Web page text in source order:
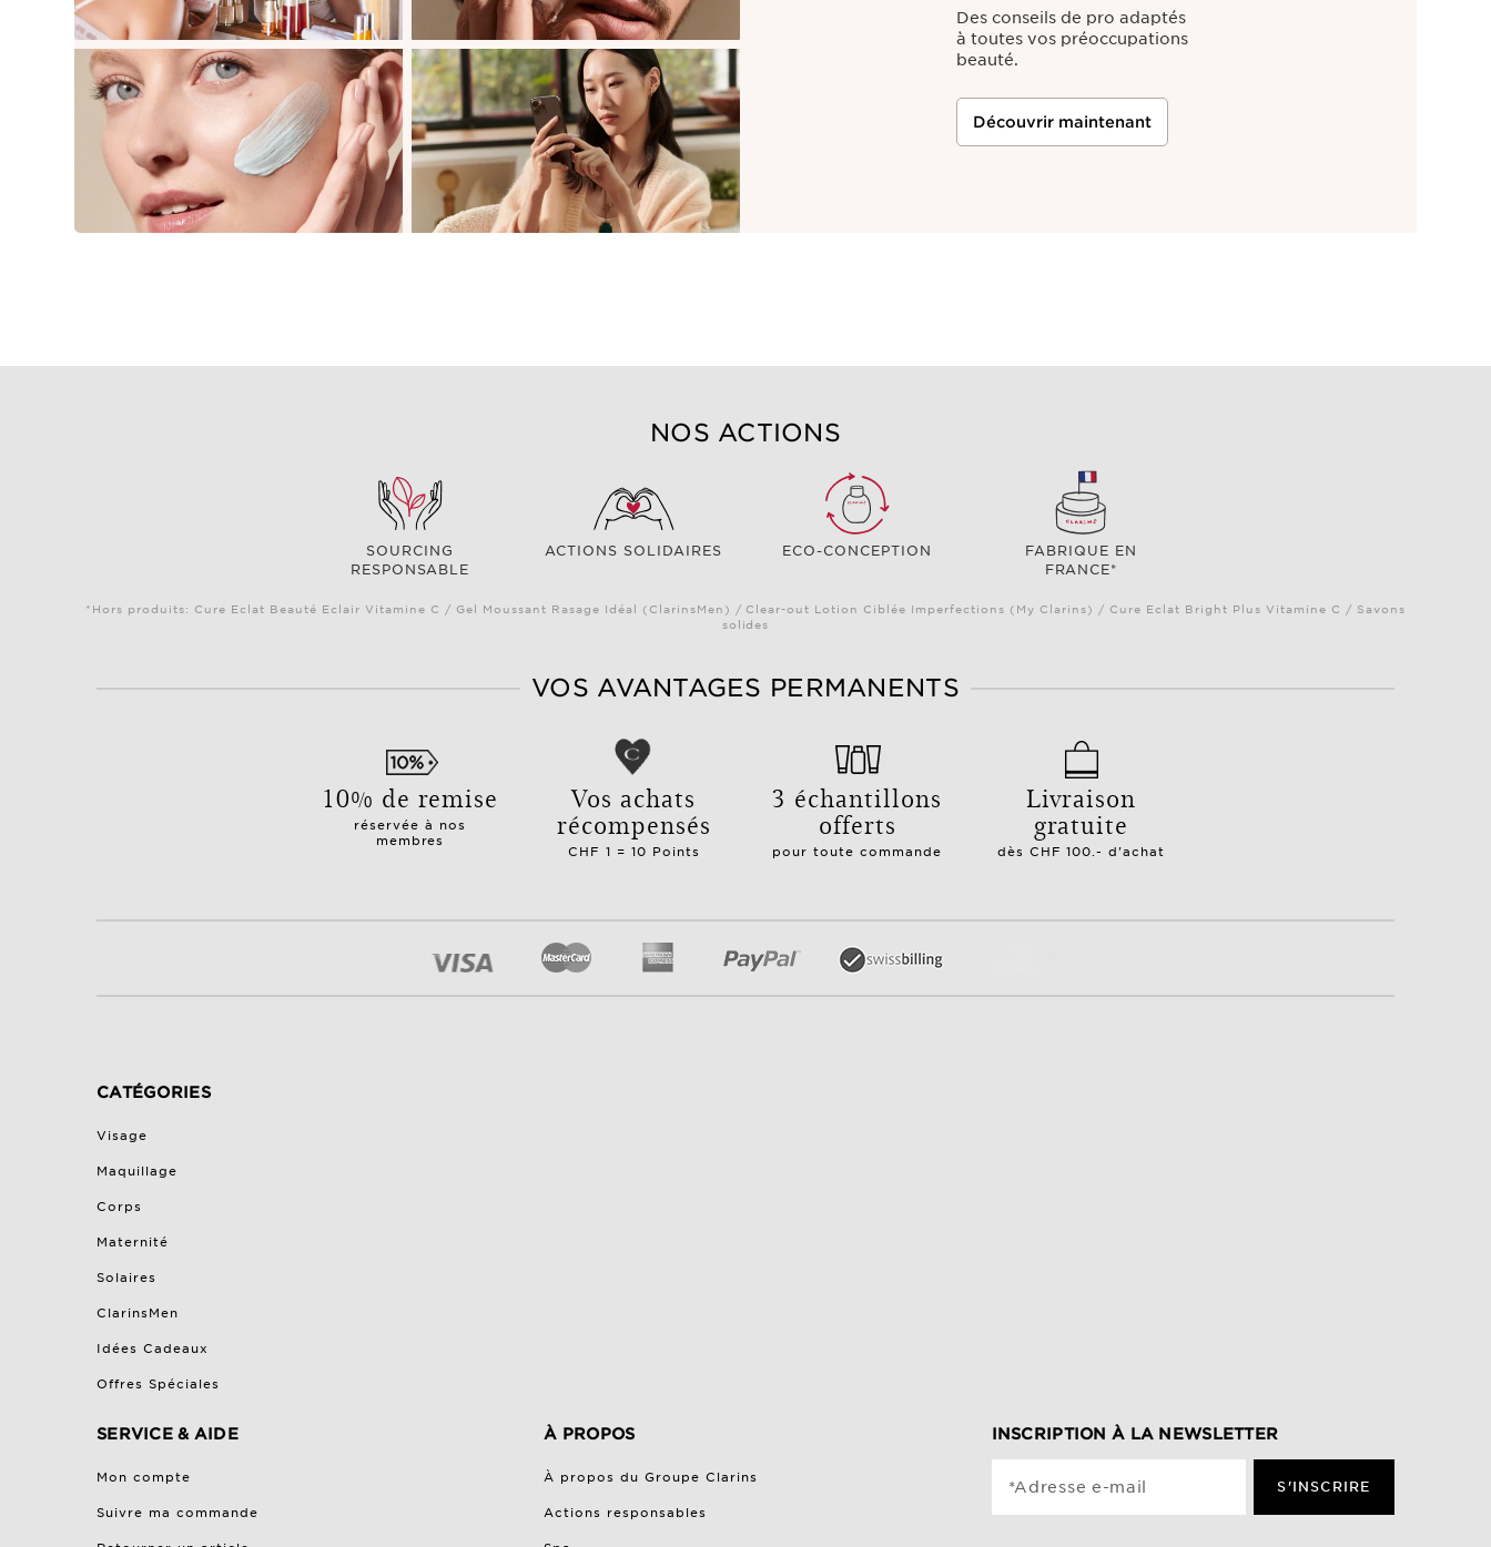
Des conseils de pro adaptés
à toutes vos préoccupations
beauté.
Découvrir maintenant
NOS ACTIONS
SOURCING
RESPONSABLE
ACTIONS SOLIDAIRES ECO-CONCEPTION
FABRIQUE EN
FRANCE*
*Hors produits: Cure Eclat Beauté Eclair Vitamine C / Gel Moussant Rasage Idéal (ClarinsMen) / Clear-out Lotion Ciblée Imperfections (My Clarins) / Cure Eclat Bright Plus Vitamine C / Savons
solides
VOS AVANTAGES PERMANENTS
10% de remise
réservée à nos
membres
Vos achats
récompensés
CHF 1 = 10 Points
3 échantillons
offerts
pour toute commande
Livraison
gratuite
dès CHF 100.- d'achat
CATÉGORIES
Visage
Maquillage
Corps
Maternité
Solaires
ClarinsMen
Idées Cadeaux
Offres Spéciales
SERVICE & AIDE
Mon compte
Suivre ma commande
À PROPOS
À propos du Groupe Clarins
Actions responsables
INSCRIPTION À LA NEWSLETTER
*Adresse e-mail S'INSCRIRE